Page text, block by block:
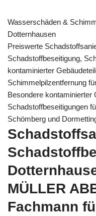
Wasserschäden &
Dotternhausen
Preiswerte
Schadstoffbeseitigung,
kontaminierter
Schimmelpilzentfernung
Besondere kontaminierter
Schadstoffbeseitigungen
Schömberg und
MÜLLER
Fachmann